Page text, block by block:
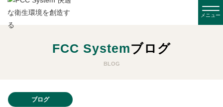
FCC Systemブログ
BLOG
ブログ